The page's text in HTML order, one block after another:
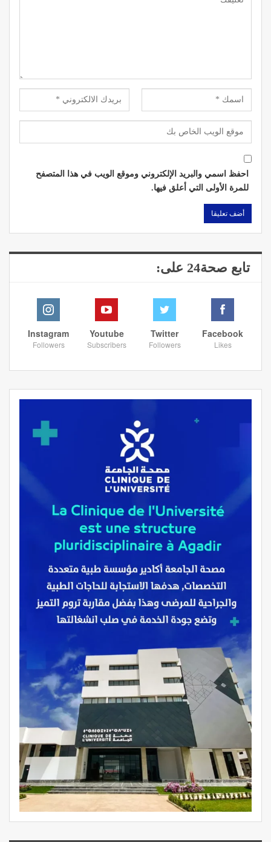
احفظ اسمي والبريد الإلكتروني وموقع الويب في هذا المتصفح
للمرة الأولى التي أعلق فيها.
تابع صحة24 على:
Facebook
Likes
Twitter
Followers
Youtube
Subscribers
Instagram
Followers